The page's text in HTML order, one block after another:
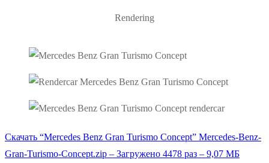
Rendering
Скачать “Mercedes Benz Gran Turismo Concept” Mercedes-Benz-
Gran-Turismo-Concept.zip – Загружено 4478 раз – 9,07 МБ